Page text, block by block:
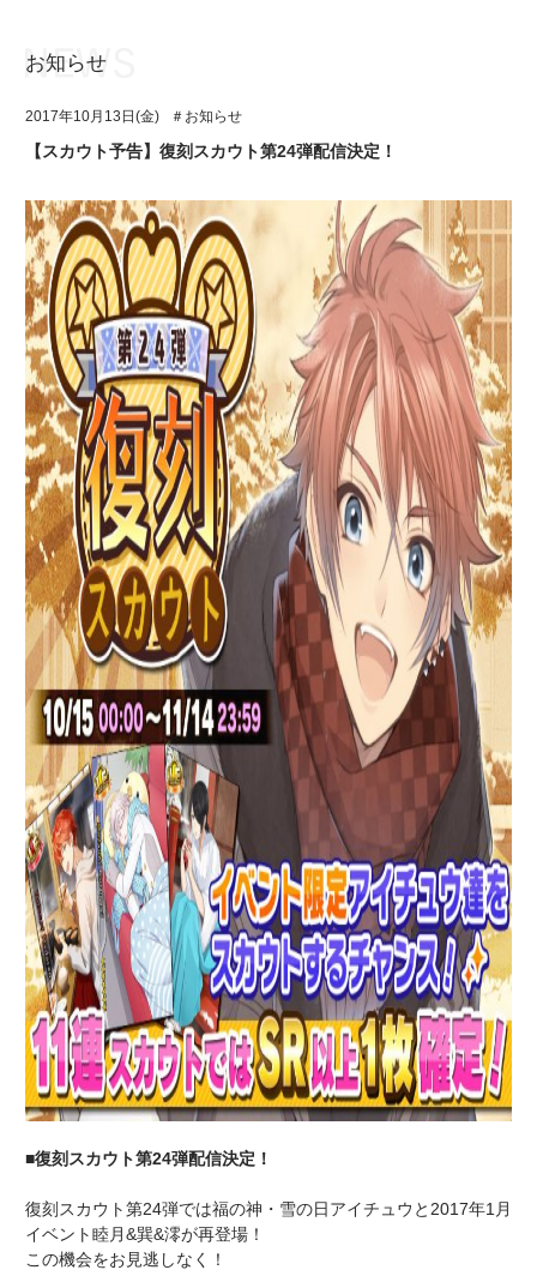
アプリゲーム
イベント・キャンペーン
ミュージック
グッズ・本
ギャラリー
ユニット&キャラクター
アプリゲーム
イベント・キャンペーン
ミュージック
グッズ・本
ギャラリー
お知らせ
2017年10月13日(金) ＃お知らせ
【スカウト予告】復刻スカウト第24弾配信決定！
■復刻スカウト第24弾配信決定！
復刻スカウト第24弾では福の神・雪の日アイチュウと2017年1月
イベント睦月&巽&澪が再登場！
この機会をお見逃しなく！